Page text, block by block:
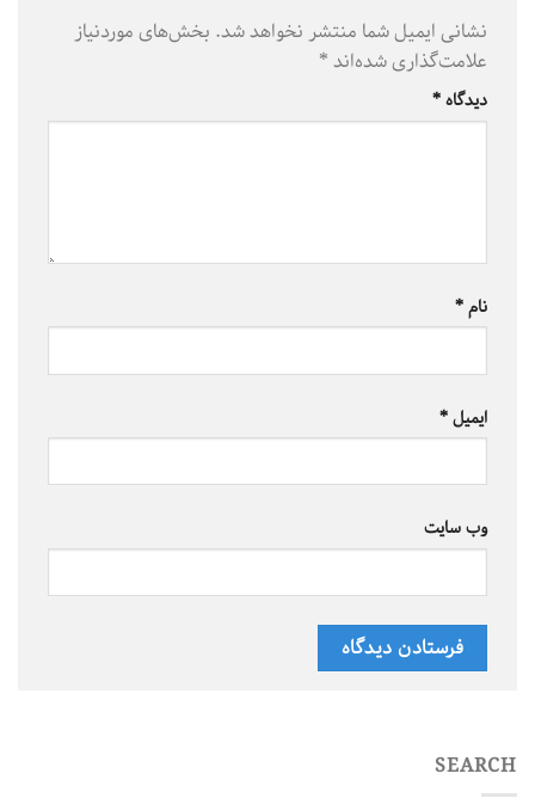
نشانی ایمیل شما منتشر نخواهد شد. بخش‌های موردنیاز
علامت‌گذاری شده‌اند*
دیدگاه*
نام*
ایمیل*
وب‌ سایت
SEARCH